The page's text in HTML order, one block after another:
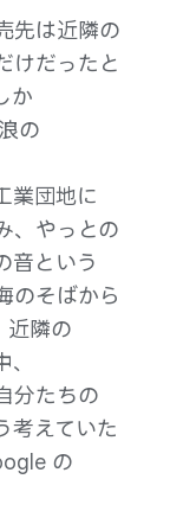
先は​近隣の​
けだったと
か​
の​
業団地に​
、​やっとの​
音と​いう​
の​そばから​
近隣の​
分たちの​
考えていた​
の​